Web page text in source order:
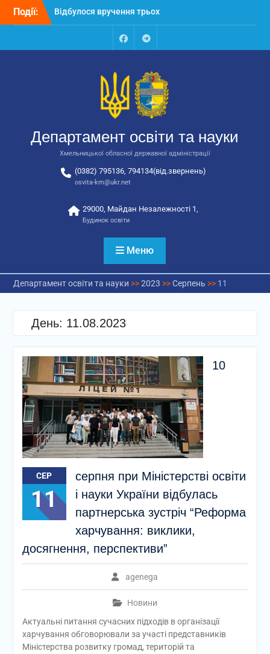
Перейти
Події:
автобусів для потреб
Відбулося засідання
колегії Департаменту
державної адміністрації
Відбулась обласна
відповідальних за
національно-патріотичне
виховання
FacebookTalegram
Департамент освіти та науки
Хмельницької обласної державної адміністрації
(0382) 795136, 794134(від.звернень)
osvita-km@ukr.net
29000, Майдан Незалежності 1,
Будинок освіти
Меню
Департамент освіти та науки >>2023 >>Серпень >> 11
День: 11.08.2023
СЕР
11
10
серпня при Міністерстві освіти
і науки України відбулась
партнерська зустріч “Реформа
харчування: виклики,
досягнення, перспективи”
agenega
Новини
Актуальні питання сучасних підходів в організації
харчування обговорювали за участі представників
Міністерства розвитку громад, територій та